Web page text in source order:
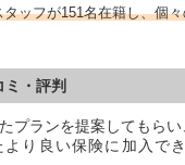
ッフが151名在籍し、個
・評判
プランを提案してもら
より良い保険に加入で